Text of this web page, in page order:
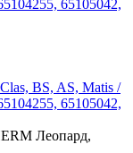
65105042,
BS, AS, Matis /
65105042,